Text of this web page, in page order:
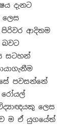
දැනට
පිරිවර ආදිතම
සටහන්
පවසන්නේ
රෝයල්
ලෙස
ව ම ඒ යුගයේත්